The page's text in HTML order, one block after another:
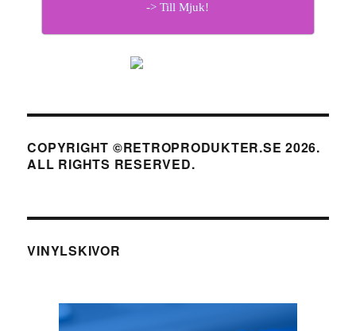
-> Till Mjuk!
COPYRIGHT ©RETROPRODUKTER.SE 2026.
ALL RIGHTS RESERVED.
VINYLSKIVOR